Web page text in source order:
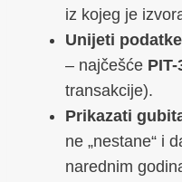
iz kojeg je
Unijeti
– najčešće PIT-
transakcije).
Prikazati
ne „nestane“ i
narednim